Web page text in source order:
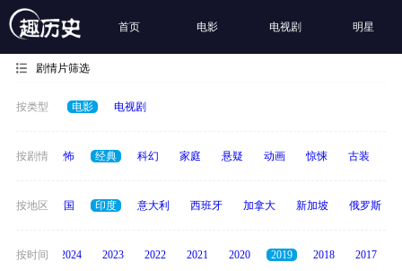
首页 电影 电视剧 明星
剧情片筛选
按类型 电影 电视剧
按剧情
冒险 恐怖 经典 科幻 家庭 悬疑 动画 惊悚 古装
按地区
德国 泰国 印度 意大利 西班牙 加拿大 新加坡 俄罗斯
按时间
2025 2024 2023 2022 2021 2020 2019 2018 2017